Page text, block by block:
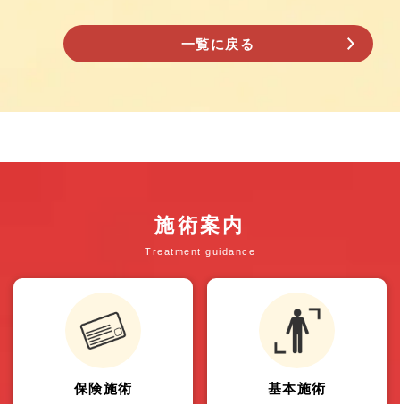
一覧に戻る
施術案内
Treatment guidance
保険施術 基本施術